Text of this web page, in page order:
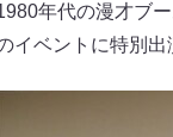
年代の漫才ブ
イベントに特別出